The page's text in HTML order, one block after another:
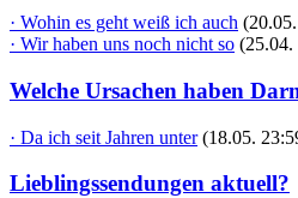
· Wohin es geht weiß ich auch
· Wir haben uns noch nicht so (25.04.
Welche Ursachen haben
· Da ich seit Jahren unter (18.05.
Lieblingssendungen aktuell?